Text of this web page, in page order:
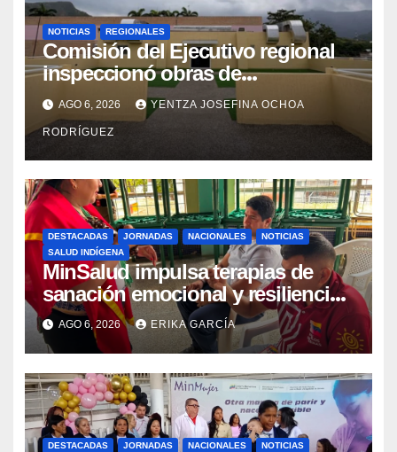
NOTICIAS REGIONALES
Comisión del Ejecutivo regional
inspeccionó obras de
recuperación en la Maternidad
Integral Aragua
AGO 6, 2026 YENTZA JOSEFINA OCHOA
RODRÍGUEZ
DESTACADAS JORNADAS NACIONALES
NOTICIAS
SALUD INDÍGENA
MinSalud impulsa terapias de
sanación emocional y resiliencia
post-sismo junto a comunidades
indígenas en Caracas
AGO 6, 2026 ERIKA GARCÍA
DESTACADAS JORNADAS NACIONALES NOTICIAS